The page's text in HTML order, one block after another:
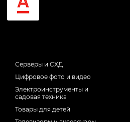
Серверы и СХД
Цифровое фото и видео
Электроинструменты и
садовая техника
Товары для детей